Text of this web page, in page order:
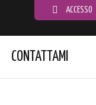
ACCESSO
CONTATTAMI